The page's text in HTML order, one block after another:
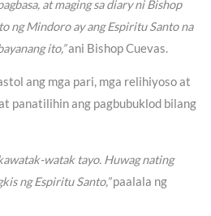
at maging sa diary ni Bishop
ng Mindoro ay ang Espiritu Santo na
ito,”ani Bishop Cuevas.
ang mga pari, mga relihiyoso at
panatilihin ang pagbubuklod bilang
watak tayo. Huwag nating
ng Espiritu Santo,”paalala ng